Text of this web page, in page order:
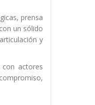
prensa
un sólido
y
actores